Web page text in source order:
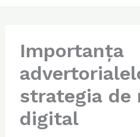
Importanța
strategia de
digital